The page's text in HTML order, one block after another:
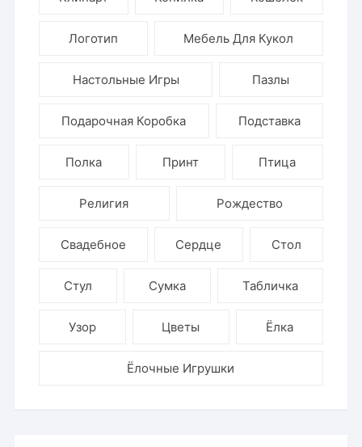
Логотип Мебель Для Кукол
Настольные Игры Пазлы
Подарочная Коробка Подставка
Полка Принт Птица
Религия Рождество
Свадебное Сердце Стол
Стул Сумка Табличка
Узор Цветы Ёлка
Ёлочные Игрушки